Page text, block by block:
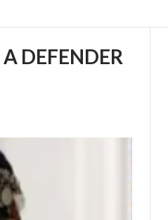
DEFENDER